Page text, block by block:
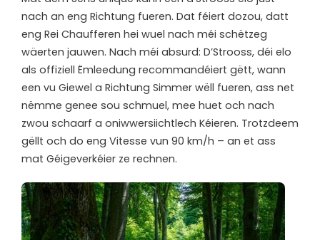
nach an eng Richtung fueren. Dat féiert dozou, datt
eng Rei Chaufferen hei wuel nach méi schëtzeg
wäerten jauwen. Nach méi absurd: D’Strooss, déi elo
als offiziell Ëmleedung recommandéiert gëtt, wann
een vu Giewel a Richtung Simmer wëll fueren, ass net
nëmme genee sou schmuel, mee huet och nach
zwou schaarf a oniwwersiichtlech Kéieren. Trotzdeem
gëllt och do eng Vitesse vun 90 km/h – an et ass
mat Géigeverkéier ze rechnen.